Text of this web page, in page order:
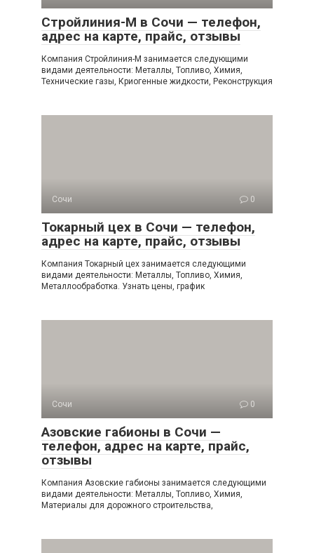
Стройлиния-М в Сочи — телефон,
адрес на карте, прайс, отзывы
Компания Стройлиния-М занимается следующими
видами деятельности: Металлы, Топливо, Химия,
Технические газы, Криогенные жидкости, Реконструкция
Сочи 0
Токарный цех в Сочи — телефон,
адрес на карте, прайс, отзывы
Компания Токарный цех занимается следующими
видами деятельности: Металлы, Топливо, Химия,
Металлообработка. Узнать цены, график
Сочи 0
Азовские габионы в Сочи —
телефон, адрес на карте, прайс,
отзывы
Компания Азовские габионы занимается следующими
видами деятельности: Металлы, Топливо, Химия,
Материалы для дорожного строительства,